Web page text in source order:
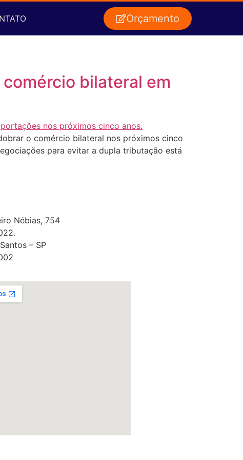
Orçamento
bilateral em
o comércio bilateral nos próximos cinco
para evitar a dupla tributação está
Nébias, 754
– SP